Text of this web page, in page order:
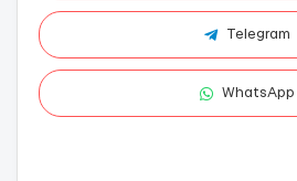
Telegram
WhatsApp